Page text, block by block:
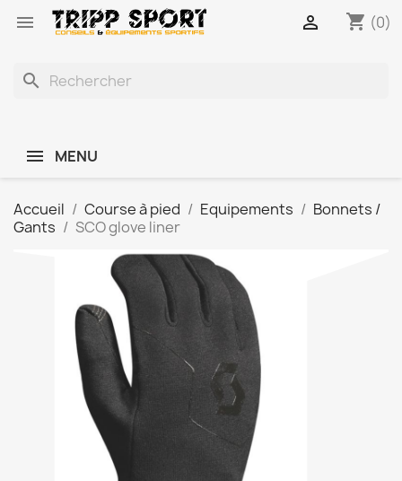
 shopping_cart (0)

search
MENU
Accueil Course à pied Equipements
Bonnets /
Gants
SCO glove liner